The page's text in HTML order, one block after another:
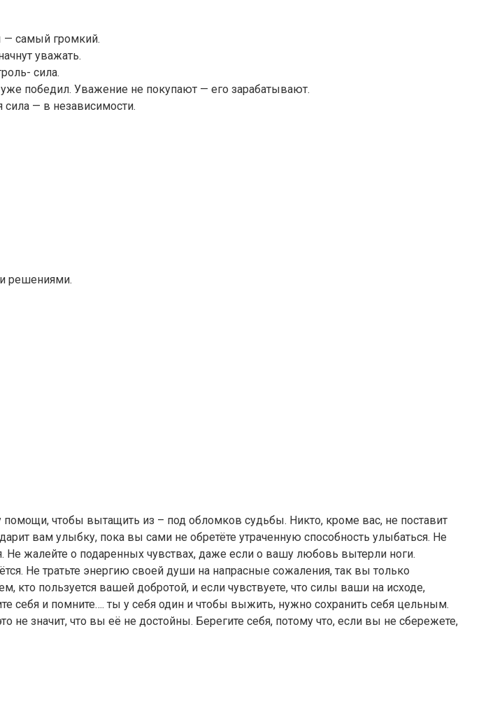
самый громкий.
уважать.
сила.
Уважение не покупают — его зарабатывают.
— в независимости.
решениями.
чтобы вытащить из – под обломков судьбы. Никто, кроме вас, не поставит
вам улыбку, пока вы сами не обретёте утраченную способность улыбаться. Не
жалейте о подаренных чувствах, даже если о вашу любовь вытерли ноги.
Не тратьте энергию своей души на напрасные сожаления, так вы только
кто пользуется вашей добротой, и если чувствуете, что силы ваши на исходе,
себя и помните…. ты у себя один и чтобы выжить, нужно сохранить себя цельным.
значит, что вы её не достойны. Берегите себя, потому что, если вы не сбережете,